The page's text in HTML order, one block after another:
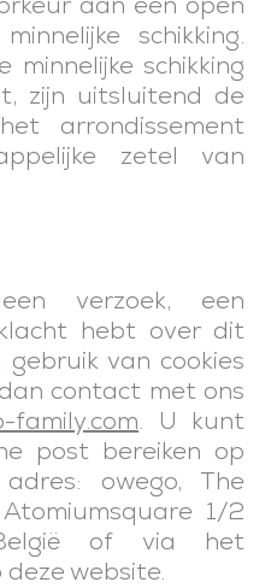
schikking.
minnelijke schikking
zijn uitsluitend de
arrondissement
zetel van
verzoek, een
hebt over dit
van cookies
contact met ons
family.com. U kunt
post bereiken op
owego, The
1/2
of via het
website.